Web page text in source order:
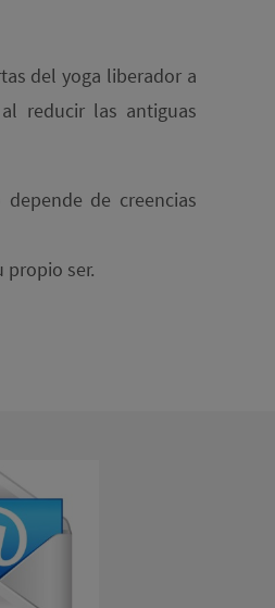
del yoga liberador a
reducir las antiguas
de creencias
ser.